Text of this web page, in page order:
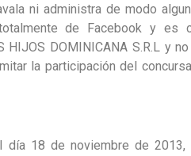
ni administra de modo
de Facebook y es
HIJOS DOMINICANA S.R.L y
la participación del
día 18 de noviembre de